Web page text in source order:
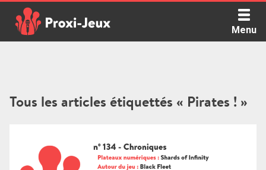
content
Menu
Tous les articles étiquettés « Pirates ! »